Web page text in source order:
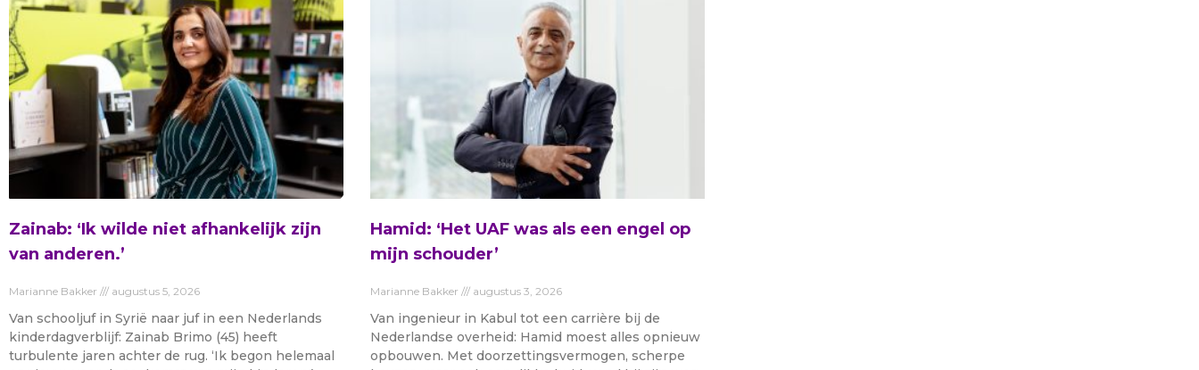
Zainab: ‘Ik wilde niet afhankelijk zijn
van anderen.’
Marianne Bakker augustus 5, 2026
Van schooljuf in Syrië naar juf in een Nederlands
kinderdagverblijf: Zainab Brimo (45) heeft
turbulente jaren achter de rug. ‘Ik begon helemaal
Hamid: ‘Het UAF was als een engel op
mijn schouder’
Marianne Bakker augustus 3, 2026
Van ingenieur in Kabul tot een carrière bij de
Nederlandse overheid: Hamid moest alles opnieuw
opbouwen. Met doorzettingsvermogen, scherpe